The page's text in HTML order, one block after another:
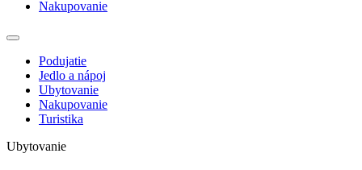
Nakupovanie
Prepnúť
navigáciuPodujatie
Jedlo a nápoj
Ubytovanie
Nakupovanie
Turistika
Ubytovanie